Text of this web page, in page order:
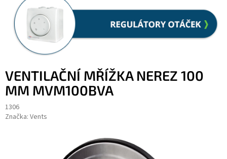
VENTILAČNÍ MŘÍŽKA NEREZ 100
MM MVM100BVA
1306
Značka: Vents